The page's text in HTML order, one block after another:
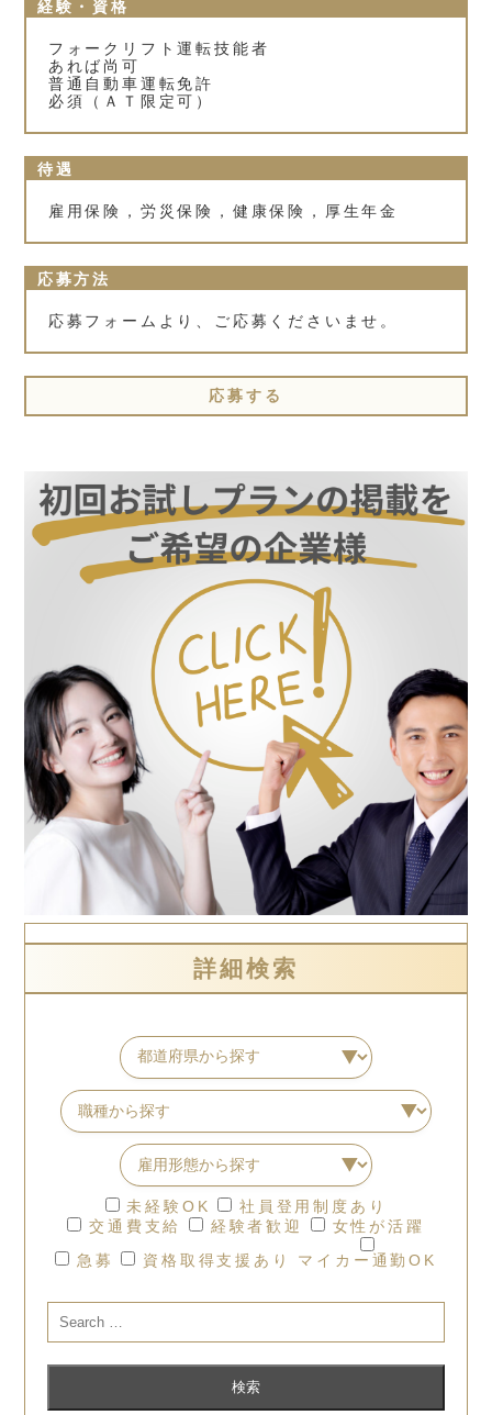
詳細検索
未経験OK
社員登用制度あり
交通費支給
経験者歓迎
女性が活躍
急募
資格取得支援あり マイカー通勤OK
経験・資格
フォークリフト運転技能者
あれば尚可
普通自動車運転免許
必須（ＡＴ限定可）
待遇
雇用保険，労災保険，健康保険，厚生年金
応募方法
応募フォームより、ご応募くださいませ。
応募する